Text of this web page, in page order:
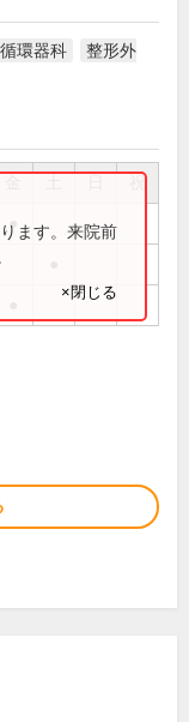
循環器科
整形外
祝
●ます。来院前
×閉じる